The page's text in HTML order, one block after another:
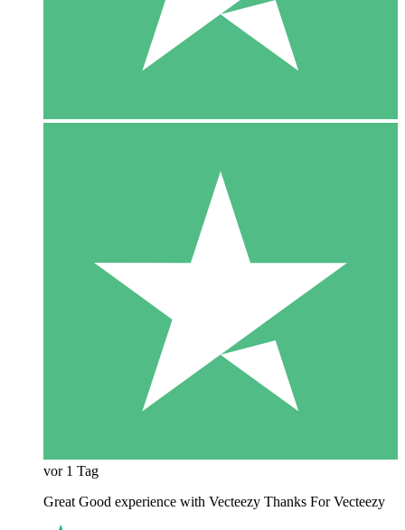
vor 1 Tag
Great Good experience with Vecteezy Thanks For Vecteezy